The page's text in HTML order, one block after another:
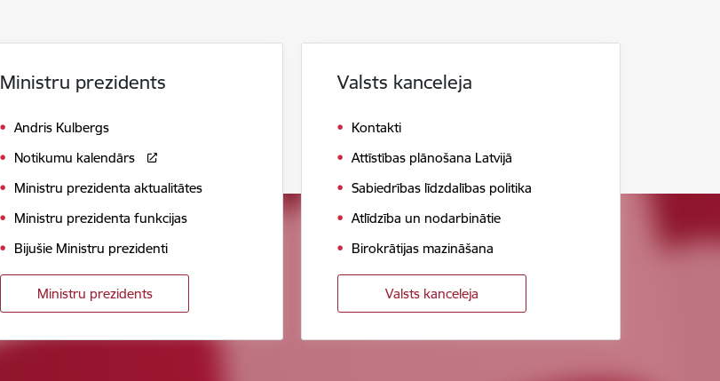
Ministru prezidents
Andris Kulbergs
Notikumu kalendārs
Ministru prezidenta aktualitātes
Ministru prezidenta funkcijas
Bijušie Ministru prezidenti
Ministru prezidents
Valsts kanceleja
Kontakti
Attīstības plānošana Latvijā
Sabiedrības līdzdalības politika
Atlīdzība un nodarbinātie
Birokrātijas mazināšana
Valsts kanceleja